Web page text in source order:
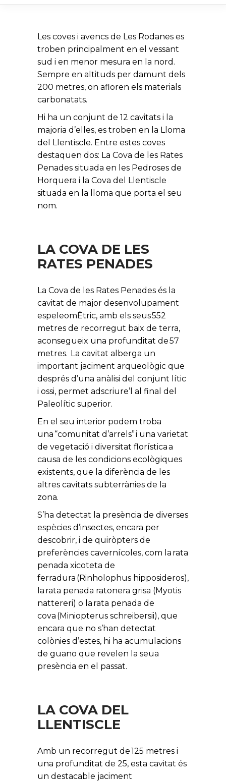
Les coves i avencs de Les Rodanes es
troben principalment en el vessant
sud i en menor mesura en la nord.
Sempre en altituds per damunt dels
200 metres, on afloren els materials
carbonatats.
Hi ha un conjunt de 12 cavitats i la
majoria d’elles, es troben en la Lloma
del Llentiscle. Entre estes coves
destaquen dos: La Cova de les Rates
Penades situada en les Pedroses de
Horquera i la Cova del Llentiscle
situada en la lloma que porta el seu
nom.
LA COVA DE LES
RATES PENADES
La Cova de les Rates Penades és la
cavitat de major desenvolupament
espeleomÈtric, amb els seus 552
metres de recorregut baix de terra,
aconsegueix una profunditat de 57
metres. La cavitat alberga un
important jaciment arqueològic que
després d’una anàlisi del conjunt lític
i ossi, permet adscriure’l al final del
Paleolític superior.
En el seu interior podem troba
una “comunitat d’arrels” i una varietat
de vegetació i diversitat florística a
causa de les condicions ecològiques
existents, que la diferència de les
altres cavitats subterrànies de la
zona.
S’ha detectat la presència de diverses
espècies d’insectes, encara per
descobrir, i de quiròpters de
preferències cavernícoles, com la rata
penada xicoteta de
ferradura (Rinholophus hipposideros),
la rata penada ratonera grisa (Myotis
nattereri) o la rata penada de
cova (Miniopterus schreibersii), que
encara que no s’han detectat
colònies d’estes, hi ha acumulacions
de guano que revelen la seua
presència en el passat.
LA COVA DEL
LLENTISCLE
Amb un recorregut de 125 metres i
una profunditat de 25, esta cavitat és
un destacable jaciment